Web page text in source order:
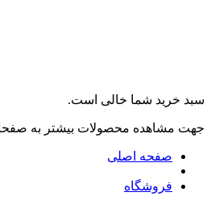
سبد خرید شما خالی است.
جهت مشاهده محصولات بیشتر به
صفحه اصلی
فروشگاه